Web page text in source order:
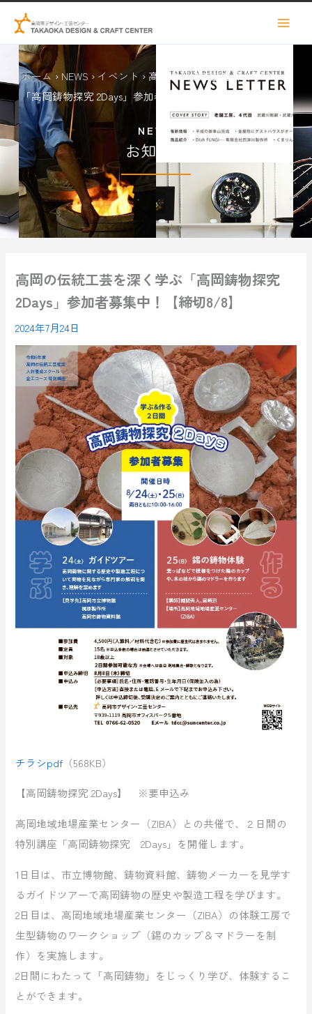
ホーム › NEWS › イベント › 高岡の伝統工芸を深く学ぶ
「高岡鋳物探究 2Days」参加者募集中！【締切8/8】
NEWS
お知らせ
高岡の伝統工芸を深く学ぶ「高岡鋳物探究
2Days」参加者募集中！【締切8/8】
2024年7月24日
チラシpdf（568KB）
【高岡鋳物探究 2Days】 ※要申込み
高岡地域地場産業センター（ZIBA）との共催で、２日間の
特別講座「高岡鋳物探究 2Days」を開催します。
1日目は、市立博物館、鋳物資料館、鋳物メーカーを見学す
るガイドツアーで高岡鋳物の歴史や製造工程を学びます。
2日目は、高岡地域地場産業センター（ZIBA）の体験工房で
生型鋳物のワークショップ（錫のカップ＆マドラーを制
作）を実施します。
2日間にわたって「高岡鋳物」をじっくり学び、体験するこ
とができます。